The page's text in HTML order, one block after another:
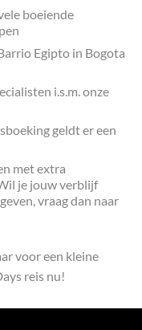
boeiende
Egipto in Bogota
i.s.m. onze
geldt er een
met extra
je jouw verblijf
vraag dan naar
voor een kleine
reis nu!